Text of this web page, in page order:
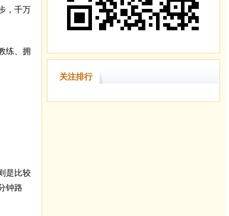
，千万
练、拥
是比较
钟路
关注排行